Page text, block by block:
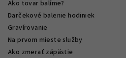
Ako tovar balíme?
Darčekové balenie hodiniek
Gravírovanie
Na prvom mieste služby
Ako zmerať zápästie